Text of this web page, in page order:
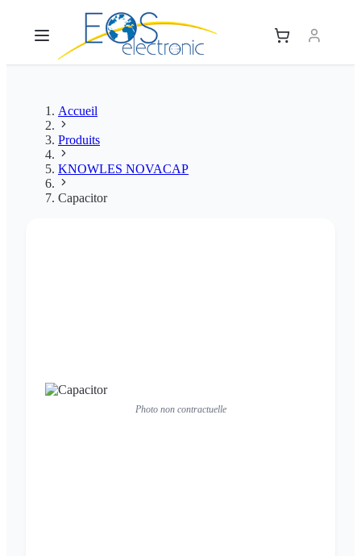
Accueil
Produits
KNOWLES NOVACAP
Capacitor
Photo non contractuelle